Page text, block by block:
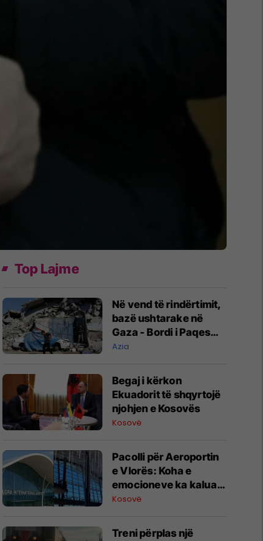
Top Lajme
Në vend të rindërtimit,
bazë ushtarake në
Gaza - Bordi i Paqes
jep kontratën e parë
Azia
Begaj i kërkon
Ekuadorit të shqyrtojë
njohjen e Kosovës
Kosovë
Pacolli për Aeroportin
e Vlorës: Koha e
emocioneve ka kaluar,
do t’i drejtohemi
drejtësisë
Kosovë
Treni përplas një